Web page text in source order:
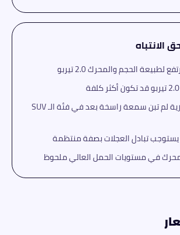
الانتباه
الحجم والمحرك 2.0 تيربو
📉 العلامة التجارية لم تبن سمعة راسخة بعد في فئة الـ SUV
تبادل العجلات بصفة منتظمة
في مستويات الحمل العالي ملحوظ